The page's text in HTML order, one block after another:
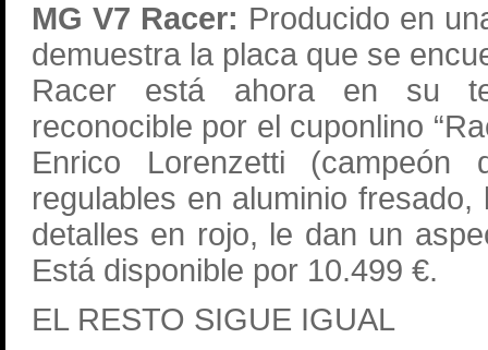
MG V7 Racer: Producido en
demuestra la placa que se
Racer está ahora en su
reconocible por el cuponlino
Enrico Lorenzetti
regulables en aluminio
detalles en rojo, le dan un
Está disponible por 10.499 €.
EL RESTO SIGUE IGUAL